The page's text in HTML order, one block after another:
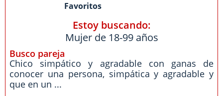
Favoritos
Estoy buscando:
Mujer de 18-99 años
Busco pareja
Chico simpático y agradable con ganas de
conocer una persona, simpática y agradable y
que en un ...